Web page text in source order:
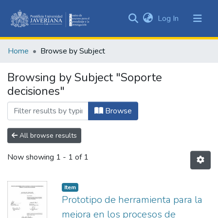
&
All of DSpace
Log In (current)
Home Browse by Subject
Browsing by Subject "Soporte
decisiones"
Browse
All browse results
Now showing 1 - 1 of 1
Item
Prototipo de herramienta para la
mejora en los procesos de